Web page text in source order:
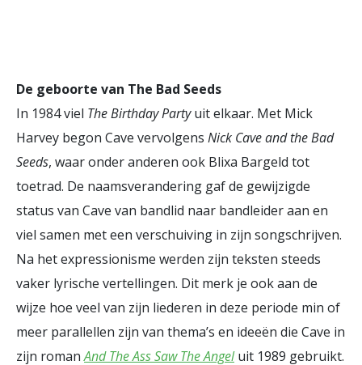
De geboorte van The Bad Seeds
In 1984 viel The Birthday Partyuit elkaar. Met Mick
Harvey begon Cave vervolgens Nick Cave and the Bad
Seeds, waar onder anderen ook Blixa Bargeld tot
toetrad. De naamsverandering gaf de gewijzigde
status van Cave van bandlid naar bandleider aan en
viel samen met een verschuiving in zijn songschrijven.
Na het expressionisme werden zijn teksten steeds
vaker lyrische vertellingen. Dit merk je ook aan de
wijze hoe veel van zijn liederen in deze periode min of
meer parallellen zijn van thema’s en ideeën die Cave in
zijn romanAnd The Ass Saw The Angeluit 1989 gebruikt.